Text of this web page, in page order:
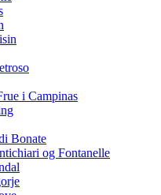
i Campinas
Bonate
og Fontanelle